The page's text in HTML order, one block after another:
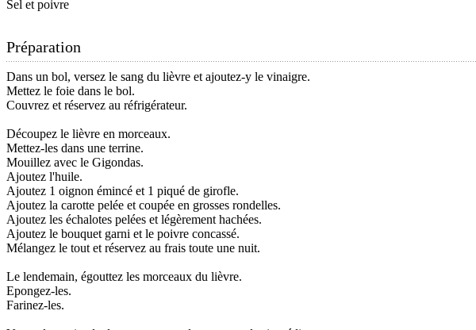
Sel et poivre
Préparation
Dans un bol, versez le sang du lièvre et ajoutez-y le vinaigre.
Mettez le foie dans le bol.
Couvrez et réservez au réfrigérateur.
Découpez le lièvre en morceaux.
Mettez-les dans une terrine.
Mouillez avec le Gigondas.
Ajoutez l'huile.
Ajoutez 1 oignon émincé et 1 piqué de girofle.
Ajoutez la carotte pelée et coupée en grosses rondelles.
Ajoutez les échalotes pelées et légèrement hachées.
Ajoutez le bouquet garni et le poivre concassé.
Mélangez le tout et réservez au frais toute une nuit.
Le lendemain, égouttez les morceaux du lièvre.
Epongez-les.
Farinez-les.